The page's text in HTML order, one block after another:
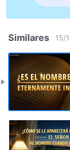
Similares 15/